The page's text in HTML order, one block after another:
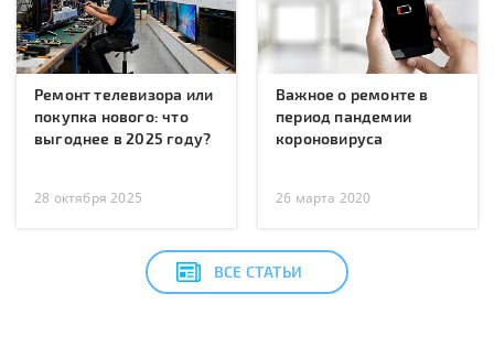
Ремонт телевизора или
покупка нового: что
выгоднее в 2025 году?
28 октября 2025
Важное о ремонте в
период пандемии
короновируса
26 марта 2020
ВСЕ СТАТЬИ